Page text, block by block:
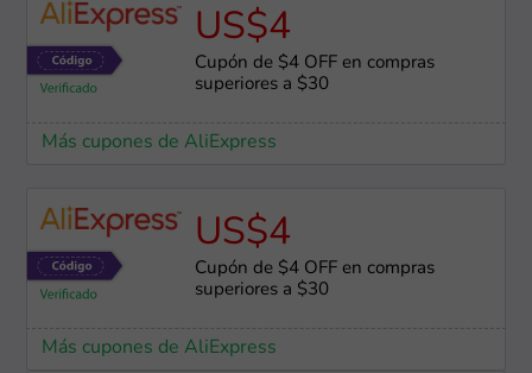
US$4
Cupón de $4 OFF en compras
superiores a $30
Más cupones de AliExpress
US$4
Cupón de $4 OFF en compras
superiores a $30
Más cupones de AliExpress